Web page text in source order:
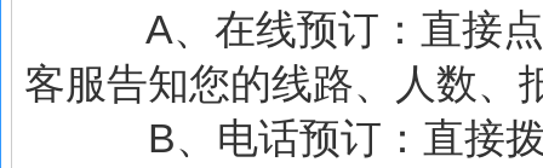
A、在线预订：直接点
客服告知您的线路、人数、
B、电话预订：直接拨